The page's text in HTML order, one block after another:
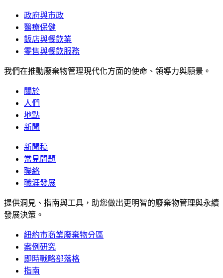
政府與市政
醫療保健
飯店與餐飲業
零售與餐飲服務
我們在推動廢棄物管理現代化方面的使命、領導力與願景。
關於
人們
地點
新聞
新聞稿
常見問題
聯絡
職涯發展
提供洞見、指南與工具，助您做出更明智的廢棄物管理與永續
發展決策。
紐約市商業廢棄物分區
案例研究
即時戰略部落格
指南